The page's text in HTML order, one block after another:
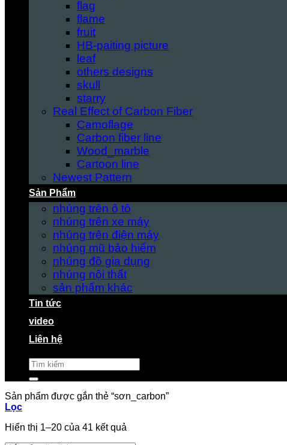
flag
flame
fruit
HB-paiting picture
leaf
others designs
skull
starry
Real Effect of Carbon Fiber
Camoflage
Carbon fiber line
Wood_marble
Cartoon line
Newest Pattern
Sản Phẩm
nhúng trên ô tô
nhúng trên xe máy
nhúng trên điện máy
nhúng mũ bảo hiểm
nhúng đồ gia dụng
nhúng nội thất
sản phẩm khác
Tin tức
video
Liên hệ
Tìm
kiếm:
Sản phẩm được gắn thẻ “sơn_carbon”
Lọc
Hiển thị 1–20 của 41 kết quả